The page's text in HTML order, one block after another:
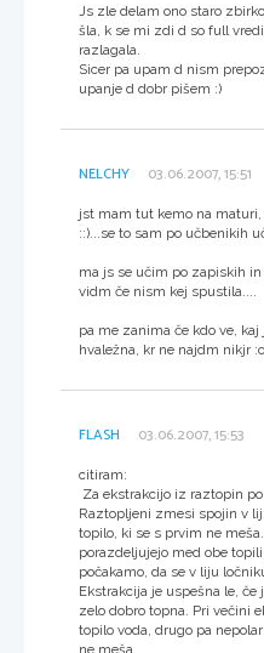
Js zle delam ono staro
šla, k se mi zdi d so full
razlagala.
Sicer pa upam d nism
upanje d dobr pišem :)
NELCHY 03.06.2007, 15:51
jst mam tut kemo na
::)...se to sam po učbenikih
ma js se učim po zapiskih
vidm če nism kej spustila....
pa me zanima če kdo ve,
hvaležna, kr ne najdm nikjr :o
FLASH 03.06.2007, 15:53
citiram:
Za ekstrakcijo iz raztopin
Raztopljeni zmesi spojin v
topilo, ki se s prvim ne
porazdeljujejo med obe
počakamo, da se v liju
Ekstrakcija je uspešna le,
zelo dobro topna. Pri večini
topilo voda, drugo pa
ne meša.